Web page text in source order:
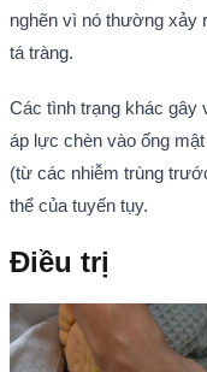
nghẽn vì nó thường xảy
tá tràng.
Các tình trạng khác gây
áp lực chèn vào ống
(từ các nhiễm trùng
thể của tuyến tụy.
Điều trị